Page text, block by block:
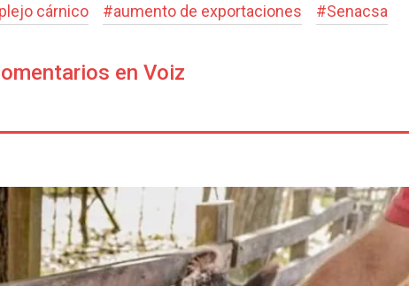
cárnico #aumento de exportaciones #Senacsa
en Voiz